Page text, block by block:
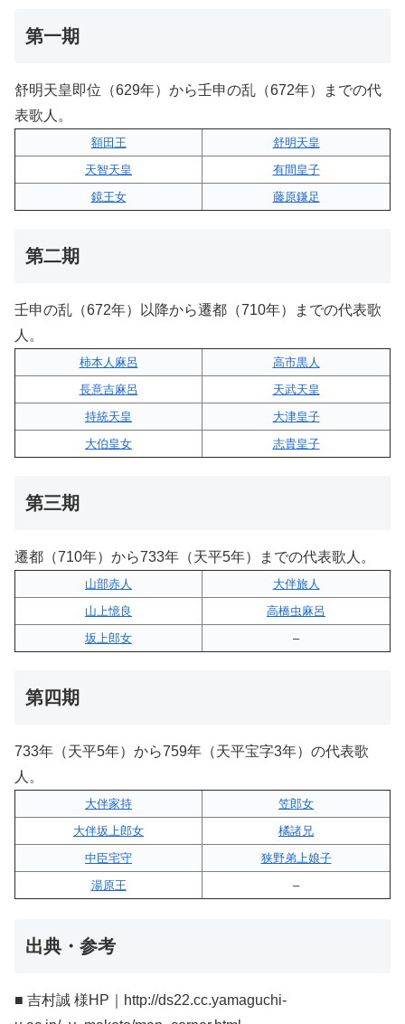
第一期
舒明天皇即位（629年）から壬申の乱（672年）までの代
表歌人。
額田王
舒明天皇
天智天皇
有間皇子
鏡王女
藤原鎌足
第二期
壬申の乱（672年）以降から遷都（710年）までの代表歌
人。
柿本人麻呂
高市黒人
長意吉麻呂
天武天皇
持統天皇
大津皇子
大伯皇女
志貴皇子
第三期
遷都（710年）から733年（天平5年）までの代表歌人。
山部赤人
大伴旅人
山上憶良
高橋虫麻呂
坂上郎女
–
第四期
733年（天平5年）から759年（天平宝字3年）の代表歌
人。
大伴家持
笠郎女
大伴坂上郎女
橘諸兄
中臣宅守
狭野弟上娘子
湯原王
–
出典・参考
■ 吉村誠 様HP｜http://ds22.cc.yamaguchi-